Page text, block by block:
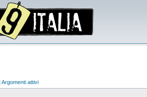
Argomenti attivi